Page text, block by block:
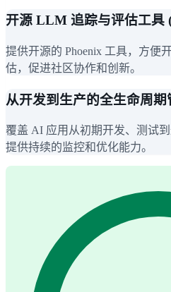
开源 LLM 追踪与评估工具
提供开源的 Phoenix 工具，方便
估，促进社区协作和创新。
从开发到生产的全生命周期
覆盖 AI 应用从初期开发、测试
提供持续的监控和优化能力。